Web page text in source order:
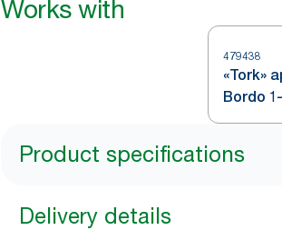
Works with
479438
«Tork»
Bordo
Product specifications
Delivery details